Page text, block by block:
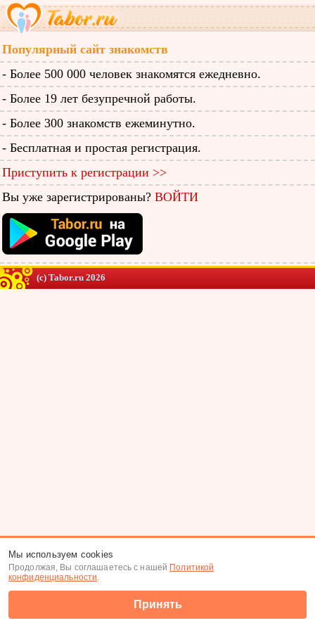
Популярный сайт знакомств
- Более 500 000 человек знакомятся ежедневно.
- Более 19 лет безупречной работы.
- Более 300 знакомств ежеминутно.
- Бесплатная и простая регистрация.
Приступить к регистрации >>
Вы уже зарегистрированы? ВОЙТИ
(c) Tabor.ru 2026
Мы используем cookies
Продолжая, Вы соглашаетесь с нашей Политикой
конфиденциальности.
Принять